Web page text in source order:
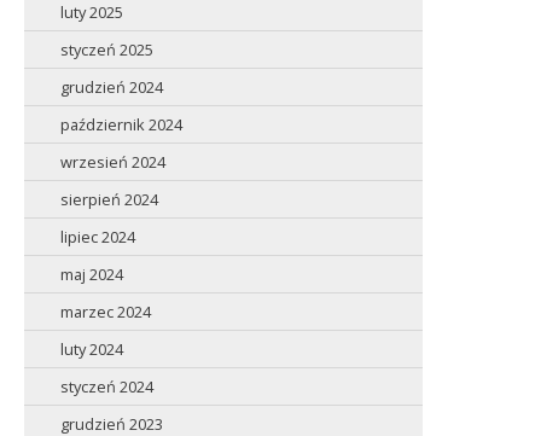
luty 2025
styczeń 2025
grudzień 2024
październik 2024
wrzesień 2024
sierpień 2024
lipiec 2024
maj 2024
marzec 2024
luty 2024
styczeń 2024
grudzień 2023